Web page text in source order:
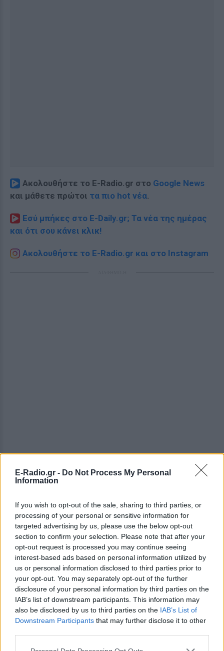
E-Radio.gr - Do Not Process My Personal
Information
If you wish to opt-out of the sale, sharing to third parties, or
processing of your personal or sensitive information for
targeted advertising by us, please use the below opt-out
section to confirm your selection. Please note that after your
opt-out request is processed you may continue seeing
interest-based ads based on personal information utilized by
us or personal information disclosed to third parties prior to
your opt-out. You may separately opt-out of the further
disclosure of your personal information by third parties on the
IAB’s list of downstream participants. This information may
also be disclosed by us to third parties on the IAB’s List of
Downstream Participants that may further disclose it to other
Ακολουθήστε το E-Radio.gr στο Google News
και μάθετε πρώτοι τα πιο hot νέα.
Εσύ μπήκες στο E-Daily.gr; Τα νέα της ημέρας
και ότι σου κάνει κλικ!
Ακολουθήστε το E-Radio.gr και στο Instagram
ΔΕΙΤΕ ΕΠΙΣΗΣ
ΣΤΗΝ ΙΔΙΑ ΚΑΤΗΓΟΡΙΑ
Σάλος στο Λονδίνο με αφίσα
της «Μούμιας» που θύμιζε
νεκρό παιδί ‑ Την απέσυραν από
το μετρό
ΣΉΜΕΡΑ
Οι αρμόδιες βρετανικές αρχές έκριναν
αναστάτωση σε ανήλικους